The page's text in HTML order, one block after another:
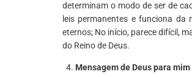
determinam o modo de ser de
leis permanentes e funciona da
eternos; No início, parece difícil,
do Reino de Deus.
Mensagem de Deus para